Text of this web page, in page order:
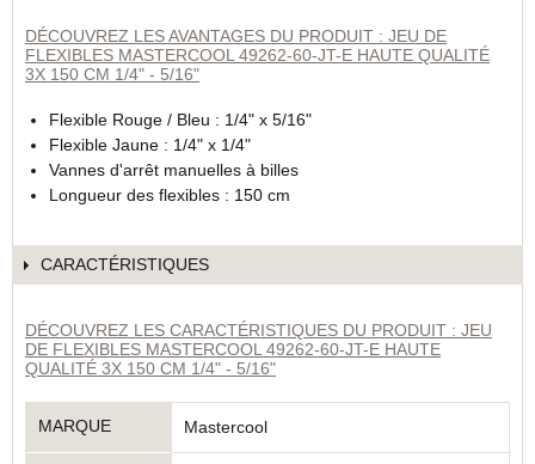
DÉCOUVREZ LES AVANTAGES DU PRODUIT : JEU DE
FLEXIBLES MASTERCOOL 49262-60-JT-E HAUTE QUALITÉ
3X 150 CM 1/4" - 5/16"
Flexible Rouge / Bleu : 1/4" x 5/16"
Flexible Jaune : 1/4" x 1/4"
Vannes d'arrêt manuelles à billes
Longueur des flexibles : 150 cm
CARACTÉRISTIQUES
DÉCOUVREZ LES CARACTÉRISTIQUES DU PRODUIT : JEU
DE FLEXIBLES MASTERCOOL 49262-60-JT-E HAUTE
QUALITÉ 3X 150 CM 1/4" - 5/16"
MARQUE Mastercool